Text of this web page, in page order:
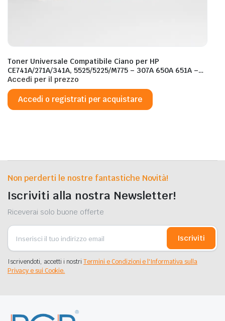
Toner Universale Compatibile Ciano per HP
CE741A/271A/341A, 5525/5225/M775 – 307A 650A 651A –
16.000 Pagine al 5%
Accedi per il prezzo
Accedi o registrati per acquistare
Non perderti le nostre fantastiche Novità!
Iscriviti alla nostra Newsletter!
Riceverai solo buone offerte
Iscriviti
Iscrivendoti, accetti i nostriTermini e Condizioni e l'Informativa sulla
Privacy e sui Cookie.